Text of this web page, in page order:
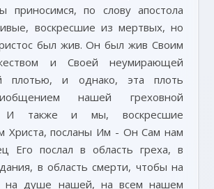
приносимся, по слову апостола
воскресшие из мертвых, но
был жив. Он был жив Своим
и Своей неумирающей
плотью, и однако, эта плоть
нашей греховной
И также и мы, воскресшие
Христа, посланы Им - Он Сам нам
Его послал в область греха, в
в область смерти, чтобы на
на душе нашей, на всем нашем